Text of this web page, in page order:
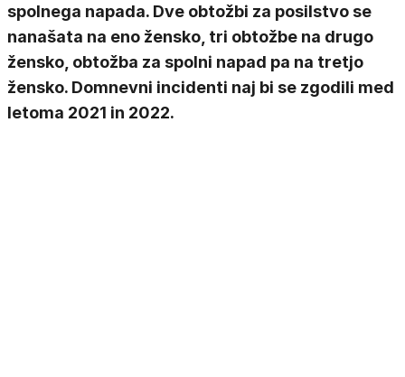
spolnega napada. Dve obtožbi za posilstvo se
nanašata na eno žensko, tri obtožbe na drugo
žensko, obtožba za spolni napad pa na tretjo
žensko. Domnevni incidenti naj bi se zgodili med
letoma 2021 in 2022.